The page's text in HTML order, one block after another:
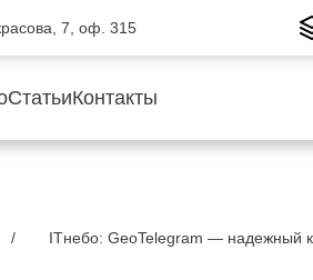
7, оф. 315
СтатьиКонтакты
ITнебо: GeoTelegram — надежный